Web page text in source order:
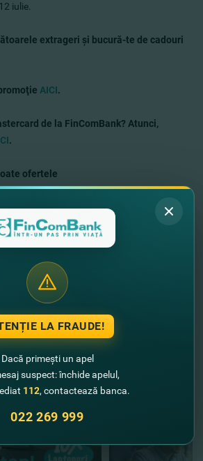
iulie.
extrageri şi bucură-te de cadouri
AICI.
de la FinComBank? Atunci,
.
ofertele
DETALII
împreună cu Mastercard!
LA FRAUDE!
Dacă primești un apel
suspect: închide apelul,
112, contactează banca.
022 269 999